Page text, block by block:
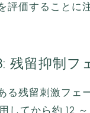
評価することに
残留抑制フ
る残留刺激フェ
してから約 12